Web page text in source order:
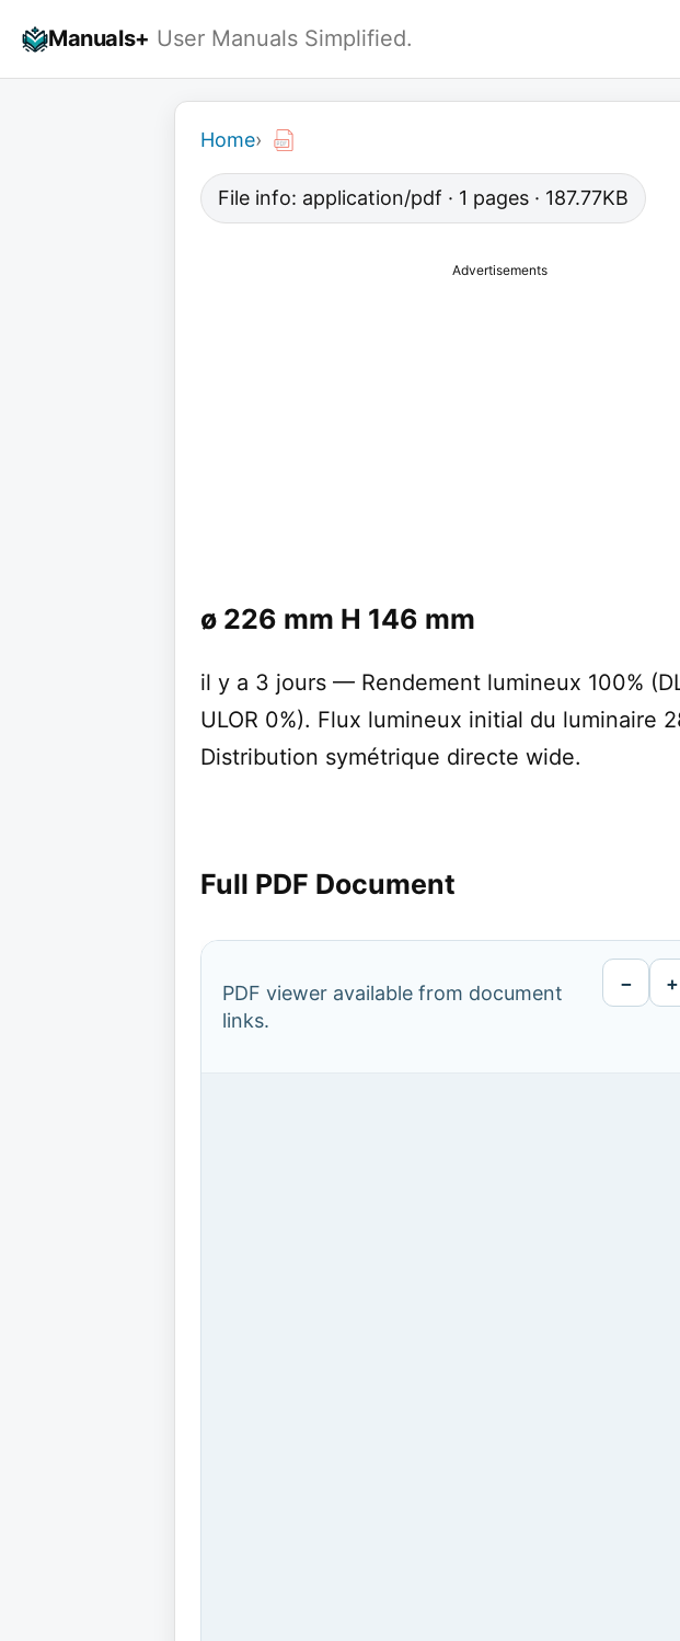
Manuals+ User Manuals Simplified.
Home›
File info: application/pdf · 1 pages · 187.77KB
Advertisements
ø 226 mm H 146 mm
il y a 3 jours — Rendement lumineux 100%
ULOR 0%). Flux lumineux initial du luminaire
Distribution symétrique directe wide.
Full PDF Document
PDF viewer available from document
links.
− +